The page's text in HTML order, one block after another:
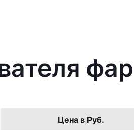
Цена в Руб.